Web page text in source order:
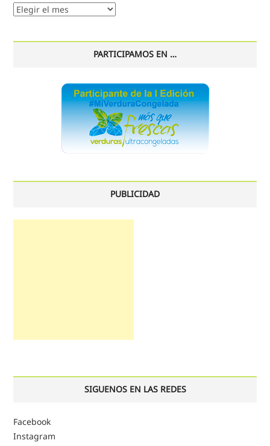
Nuestro
PARTICIPAMOS EN …
PUBLICIDAD
SIGUENOS EN LAS REDES
Facebook
Instagram